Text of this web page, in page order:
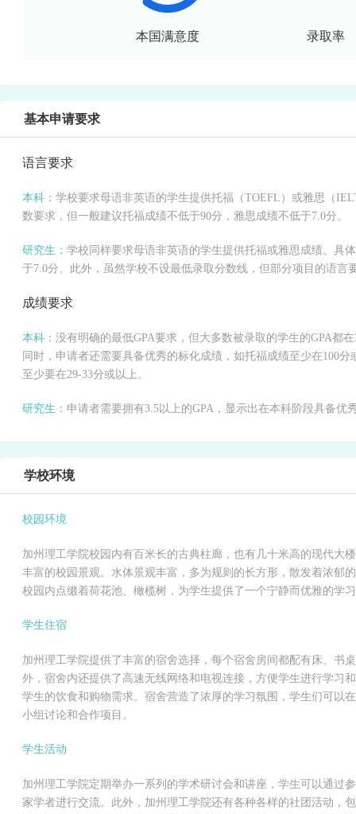
本国满意度 录取率
基本申请要求
语言要求
本科： 学校要求母语非英语的学生提供托福（TOEFL）或雅思（
数要求，但一般建议托福成绩不低于90分，雅思成绩不低于7.0分。
研究生： 学校同样要求母语非英语的学生提供托福或雅思成绩。具
于7.0分。此外，虽然学校不设最低录取分数线，但部分项目的语言
成绩要求
本科： 没有明确的最低GPA要求，但大多数被录取的学生的GPA都
同时，申请者还需要具备优秀的标化成绩，如托福成绩至少在100
至少要在29-33分或以上。
研究生： 申请者需要拥有3.5以上的GPA，显示出在本科阶段具备优
学校环境
校园环境
加州理工学院校园内有百米长的古典柱廊，也有几十米高的现代大
丰富的校园景观。水体景观丰富，多为规则的长方形，散发着浓郁
校园内点缀着荷花池、橄榄树，为学生提供了一个宁静而优雅的学
学生住宿
加州理工学院提供了丰富的宿舍选择，每个宿舍房间都配有床、书
外，宿舍内还提供了高速无线网络和电视连接，方便学生进行学习
学生的饮食和购物需求。宿舍营造了浓厚的学习氛围，学生们可以
小组讨论和合作项目。
学生活动
加州理工学院定期举办一系列的学术研讨会和讲座，学生可以通过
家学者进行交流。此外，加州理工学院还有各种各样的社团活动，